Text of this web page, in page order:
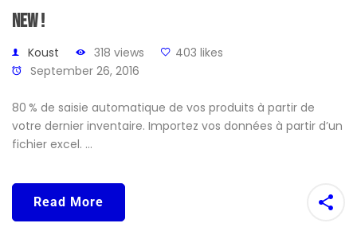
NEW !
Koust 318 views
403 likes
September 26, 2016
80 % de saisie automatique de vos produits à partir de
votre dernier inventaire. Importez vos données à partir d’un
fichier excel. …
Read More